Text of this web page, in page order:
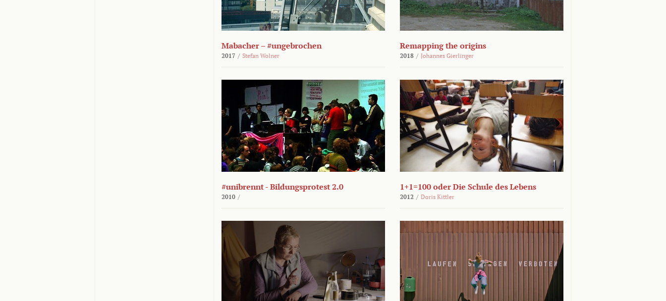
Mabacher – #ungebrochen
2017 / Stefan Wolner
Remapping the origins
2018 / Johannes Gierlinger
#unibrennt - Bildungsprotest 2.0
2010 /
1+1=100 oder Die Schule des Lebens
2012 / Doris Kittler